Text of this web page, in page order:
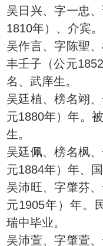
吴日兴、字一忠
1810年）、介宾。
吴作言、字陈聖
丰壬子（公元
名、武庠生。
吴廷植、榜名翊
元1880年）年。
生。
吴廷佩、榜名枫
元1884年）年、国
吴沛旺、字肇芬
元1905年）年。
瑞中毕业。
吴沛萱、字肇萱